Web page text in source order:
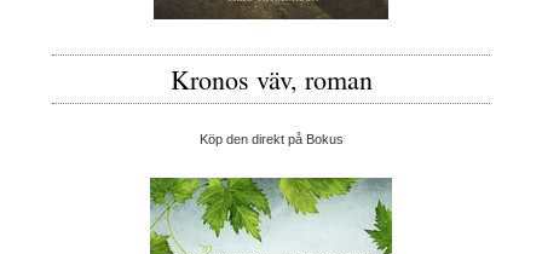
Kronos väv, roman
Köp den direkt på Bokus